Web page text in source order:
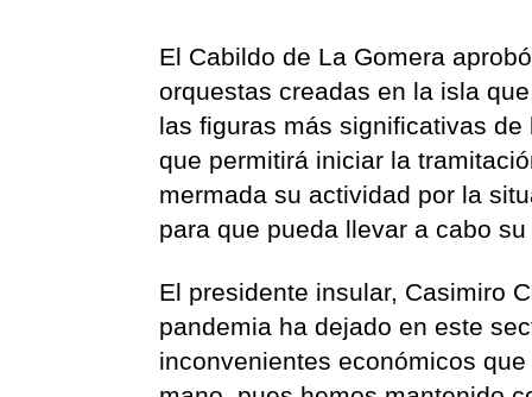
El Cabildo de La Gomera
orquestas creadas en la isla
las figuras más significativas
que permitirá iniciar la
mermada su actividad por la
para que pueda llevar a cabo
El presidente insular, Casimiro
pandemia ha dejado en este
inconvenientes económicos